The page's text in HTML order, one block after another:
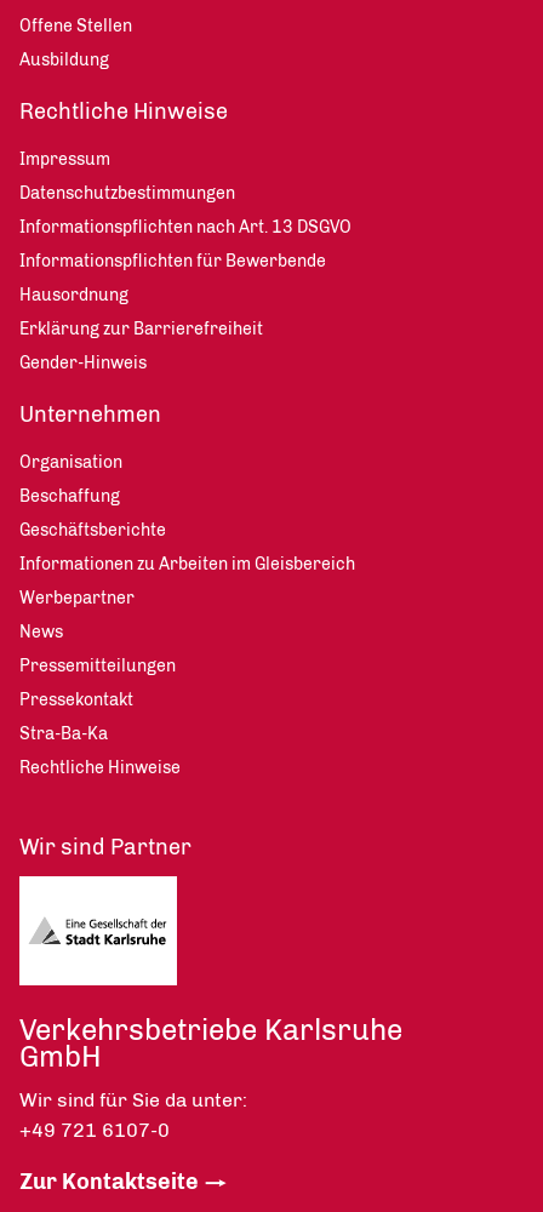
Offene Stellen
Ausbildung
Rechtliche Hinweise
Impressum
Datenschutzbestimmungen
Informationspflichten nach Art. 13 DSGVO
Informationspflichten für Bewerbende
Hausordnung
Erklärung zur Barrierefreiheit
Gender-Hinweis
Unternehmen
Organisation
Beschaffung
Geschäftsberichte
Informationen zu Arbeiten im Gleisbereich
Werbepartner
News
Pressemitteilungen
Pressekontakt
Stra-Ba-Ka
Rechtliche Hinweise
Wir sind Partner
Verkehrsbetriebe Karlsruhe
GmbH
Wir sind für Sie da unter:
+49 721 6107-0
Zur Kontaktseite